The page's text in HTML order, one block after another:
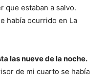
que estaban a salvo.
había ocurrido en La
las nueve de la noche.
de mi cuarto se había